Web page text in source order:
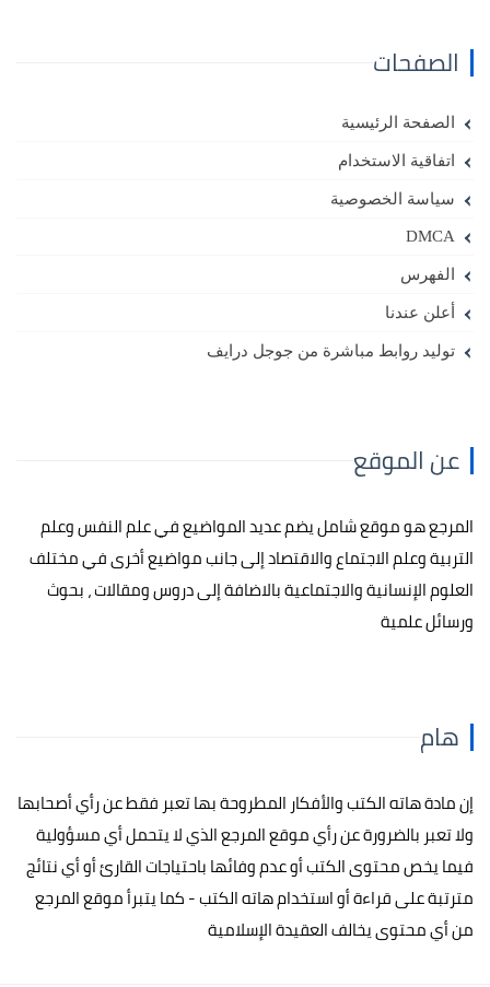
الصفحات
الصفحة الرئيسية
اتفاقية الاستخدام
سياسة الخصوصية
DMCA
الفهرس
أعلن عندنا
توليد روابط مباشرة من جوجل درايف
عن الموقع
المرجع هو موقع شامل يضم عديد المواضيع في علم النفس وعلم
التربية وعلم الاجتماع والاقتصاد إلى جانب مواضيع أخرى في مختلف
العلوم الإنسانية والاجتماعية بالاضافة إلى دروس ومقالات ، بحوث
ورسائل علمية
هام
إن مادة هاته الكتب والأفكار المطروحة بها تعبر فقط عن رأي أصحابها
ولا تعبر بالضرورة عن رأي موقع المرجع الذي لا يتحمل أي مسؤولية
فيما يخص محتوى الكتب أو عدم وفائها باحتياجات القارئ أو أي نتائج
مترتبة على قراءة أو استخدام هاته الكتب - كما يتبرأ موقع المرجع
من أي محتوى يخالف العقيدة الإسلامية